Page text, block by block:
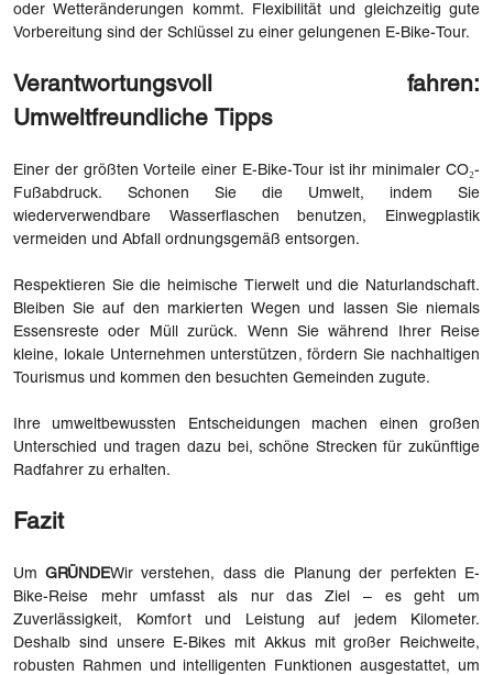
oder Wetteränderungen kommt. Flexibilität und gleichzeitig gute
Vorbereitung sind der Schlüssel zu einer gelungenen E-Bike-Tour.
Verantwortungsvoll fahren:
Umweltfreundliche Tipps
Einer der größten Vorteile einer E-Bike-Tour ist ihr minimaler CO₂-
Fußabdruck. Schonen Sie die Umwelt, indem Sie
wiederverwendbare Wasserflaschen benutzen, Einwegplastik
vermeiden und Abfall ordnungsgemäß entsorgen.
Respektieren Sie die heimische Tierwelt und die Naturlandschaft.
Bleiben Sie auf den markierten Wegen und lassen Sie niemals
Essensreste oder Müll zurück. Wenn Sie während Ihrer Reise
kleine, lokale Unternehmen unterstützen, fördern Sie nachhaltigen
Tourismus und kommen den besuchten Gemeinden zugute.
Ihre umweltbewussten Entscheidungen machen einen großen
Unterschied und tragen dazu bei, schöne Strecken für zukünftige
Radfahrer zu erhalten.
Fazit
Um GRÜNDEWir verstehen, dass die Planung der perfekten E-
Bike-Reise mehr umfasst als nur das Ziel – es geht um
Zuverlässigkeit, Komfort und Leistung auf jedem Kilometer.
Deshalb sind unsere E-Bikes mit Akkus mit großer Reichweite,
robusten Rahmen und intelligenten Funktionen ausgestattet, um